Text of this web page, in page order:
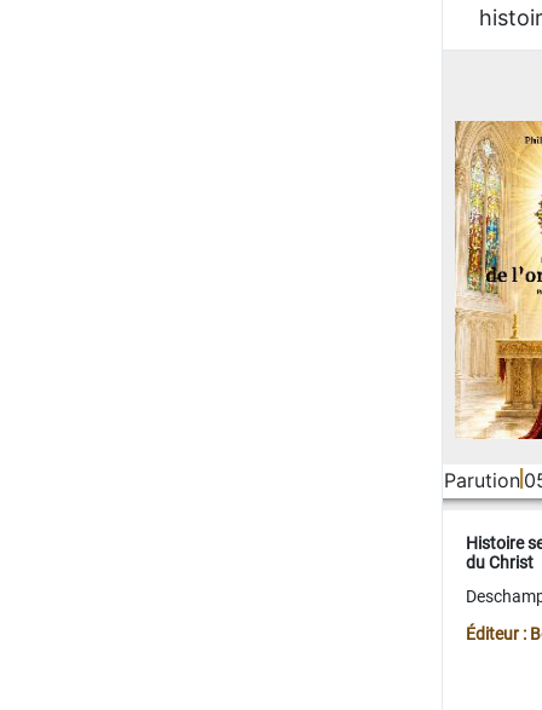
Parution
Histoire
du Christ
Éditeur :